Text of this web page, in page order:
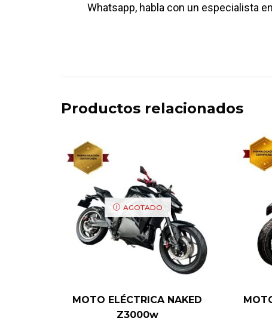
Whatsapp, habla con un especialista en
Productos relacionados
AGOTADO
MOTO ELÉCTRICA NAKED
Z3000w